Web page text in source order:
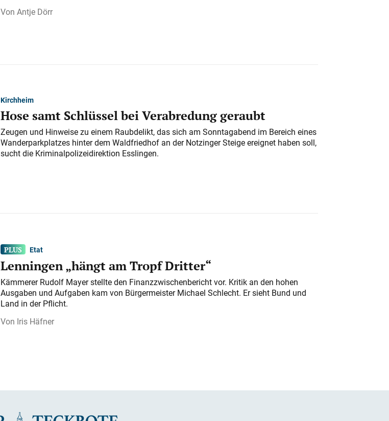
Antje Dörr
Kirchheim
Hose samt Schlüssel bei Verabredung geraubt
Zeugen und Hinweise zu einem Raubdelikt, das sich am Sonntagabend im Bereich eines
Wanderparkplatzes hinter dem Waldfriedhof an der Notzinger Steige ereignet haben soll,
sucht die Kriminalpolizeidirektion Esslingen.
Etat
Lenningen „hängt am Tropf Dritter“
Kämmerer Rudolf Mayer stellte den Finanzzwischenbericht vor. Kritik an den hohen
Ausgaben und Aufgaben kam von Bürgermeister Michael Schlecht. Er sieht Bund und
Land in der Pflicht.
Iris Häfner